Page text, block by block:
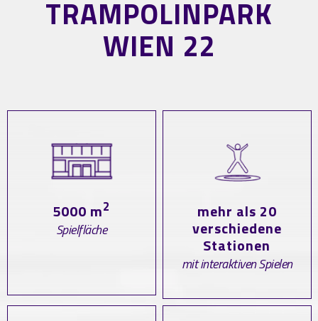
TRAMPOLINPARK
WIEN 22
5000 m2
Spielfläche
mehr als 20
verschiedene
Stationen
mit interaktiven Spielen